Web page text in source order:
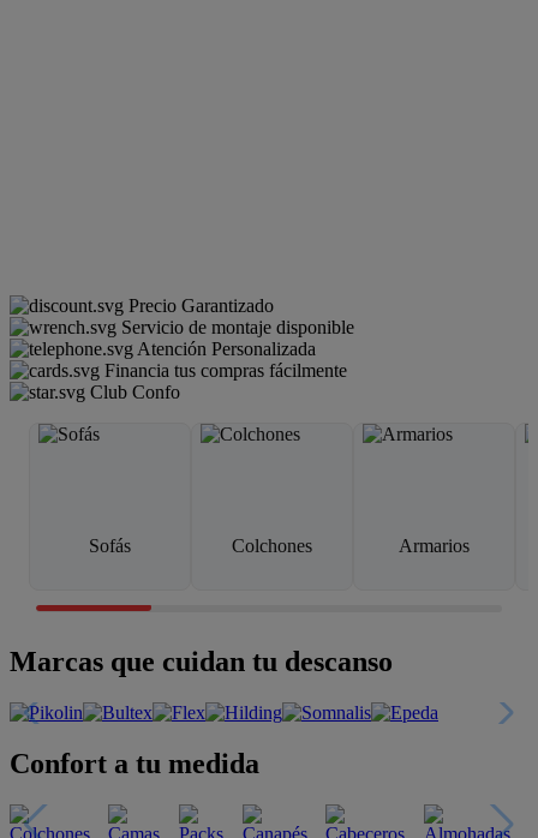
Precio Garantizado
Servicio de montaje disponible
Atención Personalizada
Financia tus compras fácilmente
Club Confo
Sofás Colchones Armarios
Marcas que cuidan tu descanso
Confort a tu medida